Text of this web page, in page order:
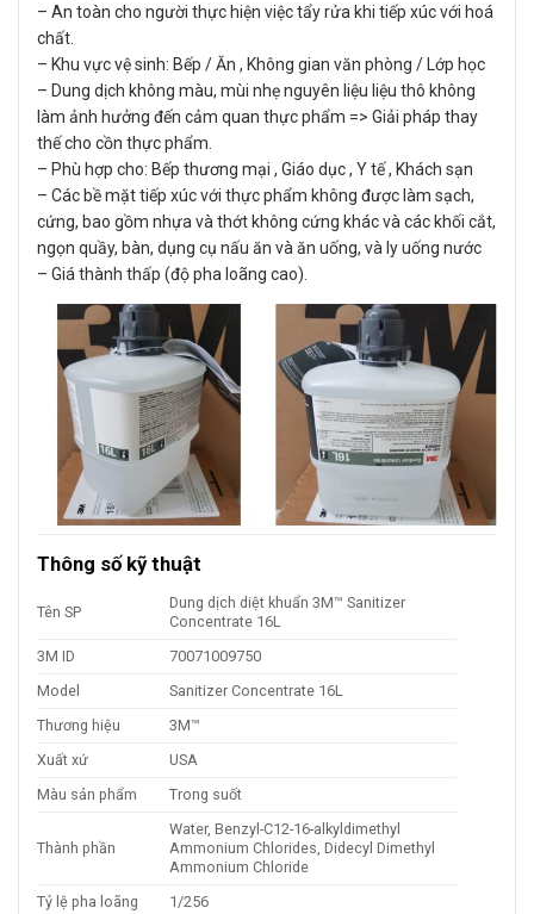
– An toàn cho người thực hiện việc tẩy rửa khi tiếp xúc với hoá
chất.
– Khu vực vệ sinh: Bếp / Ăn , Không gian văn phòng / Lớp học
– Dung dịch không màu, mùi nhẹ nguyên liệu liệu thô không
làm ảnh hưởng đến cảm quan thực phẩm => Giải pháp thay
thế cho cồn thực phẩm.
– Phù hợp cho: Bếp thương mại , Giáo dục , Y tế , Khách sạn
– Các bề mặt tiếp xúc với thực phẩm không được làm sạch,
cứng, bao gồm nhựa và thớt không cứng khác và các khối cắt,
ngọn quầy, bàn, dụng cụ nấu ăn và ăn uống, và ly uống nước
– Giá thành thấp (độ pha loãng cao).
Thông số kỹ thuật
Tên SP
Dung dịch diệt khuẩn 3M™ Sanitizer
Concentrate 16L
3M ID
70071009750
Model
Sanitizer Concentrate 16L
Thương hiệu
3M™
Xuất xứ
USA
Màu sản phẩm
Trong suốt
Thành phần
Water, Benzyl-C12-16-alkyldimethyl
Ammonium Chlorides, Didecyl Dimethyl
Ammonium Chloride
Tỷ lệ pha loãng
1/256